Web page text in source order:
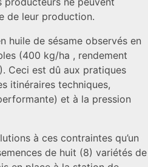
de leur production.
huile de sésame observés en
(400 kg/ha , rendement
Ceci est dû aux pratiques
itinéraires techniques,
et à la pression
à ces contraintes qu’un
de huit (8) variétés de